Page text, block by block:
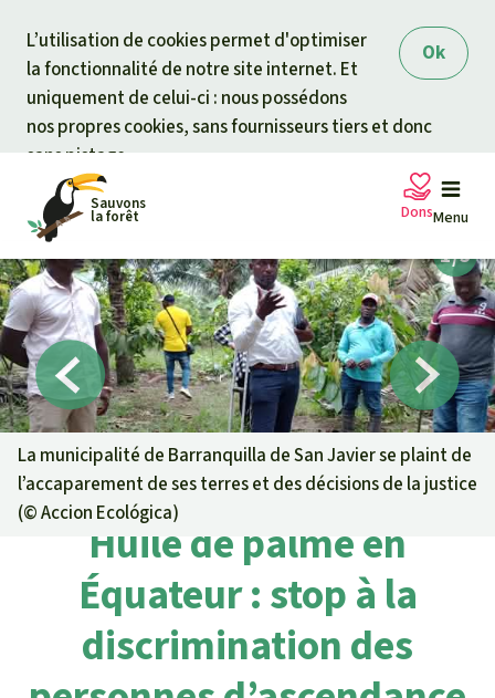
Ok
L’utilisation de cookies permet d'optimiser
la fonctionnalité de notre site internet. Et
uniquement de celui-ci : nous possédons
nos propres cookies, sans fournisseurs tiers et donc
sans pistage.
Sauvons
la forêt Menu
Pétitions
Projets
Informations
Pour approfondir
Actualités
Succès
Lettre d'information
Thématiques
Climat et forêt tropicale
La biodiversité
Asso
Sauvons la forêt
Qui sommes-nous ?
Nous contacter
Recherche
Dons
Votre soutien est capital
Don général
Fonds d'urgence
Certificats de don
Questions & réponses
Don pour un thème
Protection des animaux
Don pour une région
La municipalité de Barranquilla de San Javier se plaint de
l’accaparement de ses terres et des décisions de la justice
(©Accion Ecológica)
Huile de palme en
Équateur : stop à la
discrimination des